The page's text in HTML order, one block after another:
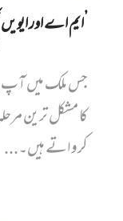
’ایم اے اور
جس ملک میں آپ
کا مشکل ترین
کرواتے ہیں۔...